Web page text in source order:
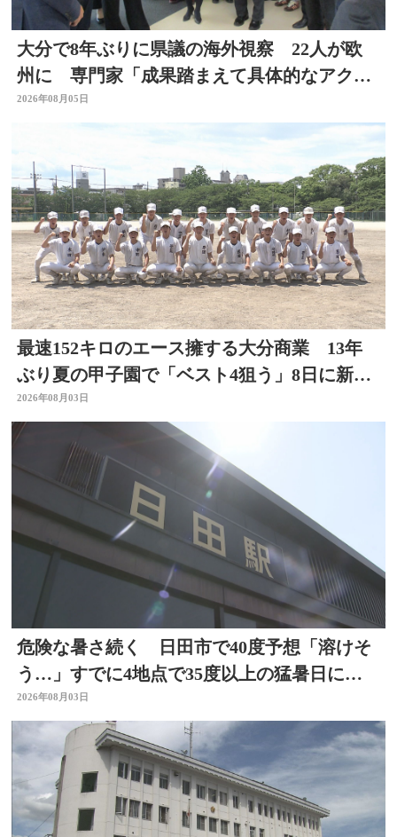
大分で8年ぶりに県議の海外視察 22人が欧
州に 専門家「成果踏まえて具体的なアクシ
ョン必要」
2026年08月05日
最速152キロのエース擁する大分商業 13年
ぶり夏の甲子園で「ベスト4狙う」8日に新潟
代表と対戦
2026年08月03日
危険な暑さ続く 日田市で40度予想「溶けそ
う…」すでに4地点で35度以上の猛暑日に
大分
2026年08月03日